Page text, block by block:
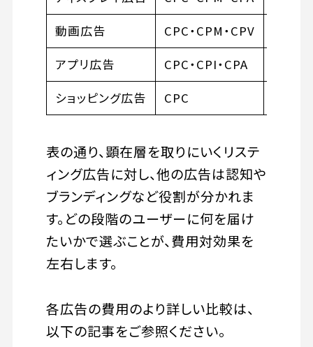
動画広告
CPC・CPM・CPV
アプリ広告
CPC・CPI・CPA
ショッピング広告
CPC
表の通り、顕在層を取りにいくリステ
ィング広告に対し、他の広告は認知や
ブランディングなど役割が分かれま
す。どの段階のユーザーに何を届け
たいかで選ぶことが、費用対効果を
左右します。
各広告の費用のより詳しい比較は、
以下の記事をご参照ください。